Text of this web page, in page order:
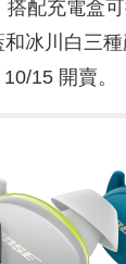
配充電盒
冰川白三
15 開賣。